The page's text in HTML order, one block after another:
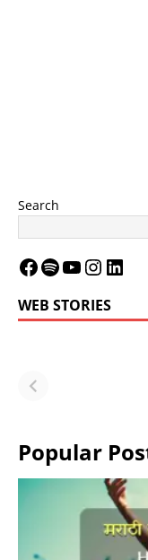
Search
WEB STORIES
Future —
Popular